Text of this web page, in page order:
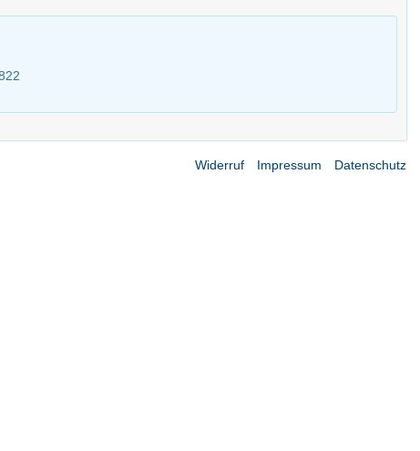
Widerruf Impressum Datenschutz